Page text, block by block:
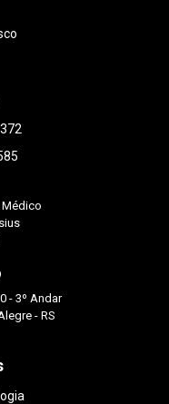
recomendo de
- 3º Andar
- RS